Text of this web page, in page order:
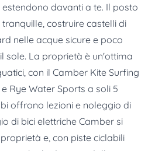
davanti a te. Il posto
costruire castelli di
nelle acque sicure e poco
sole. La proprietà è un'ottima
con il Camber Kite Surfing
Rye Water Sports a soli 5
offrono lezioni e noleggio di
di bici elettriche Camber si
e, con piste ciclabili